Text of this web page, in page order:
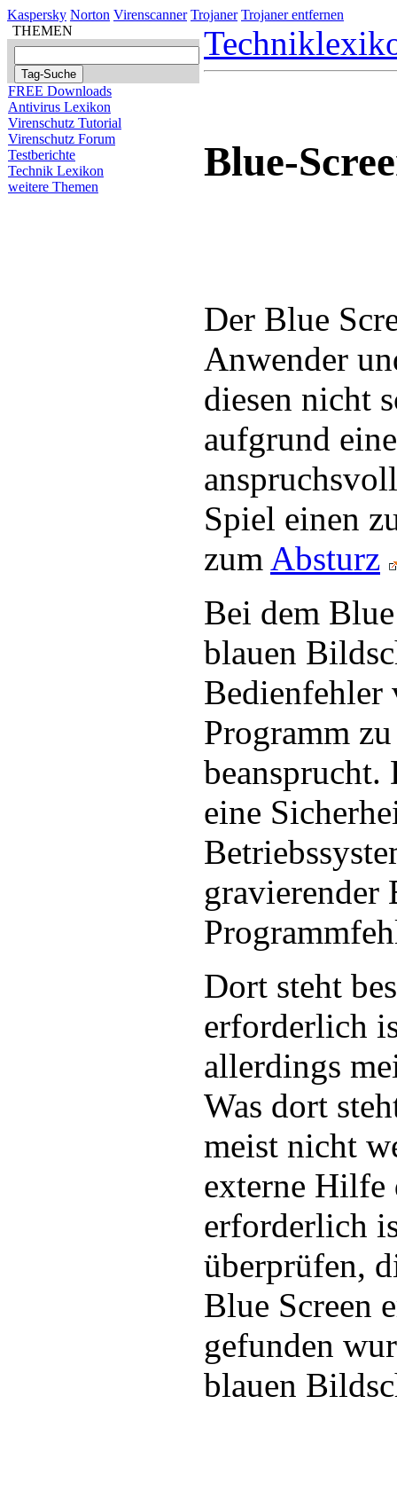
Kaspersky Norton Virenscanner Trojaner Trojaner entfernen
THEMEN
FREE Downloads
Antivirus Lexikon
Virenschutz Tutorial
Virenschutz Forum
Testberichte
Technik Lexikon
weitere Themen
Blue-
Der Blue
Anwender
diesen nicht
aufgrund
Spiel einen
zum Absturz
Bei dem
blauen
Bedienfehler
Programm
eine
gravierender
Dort steht
erforderlich
allerdings
Was dort
meist nicht
externe Hilfe
erforderlich
überprüfen,
Blue Screen
gefunden
blauen